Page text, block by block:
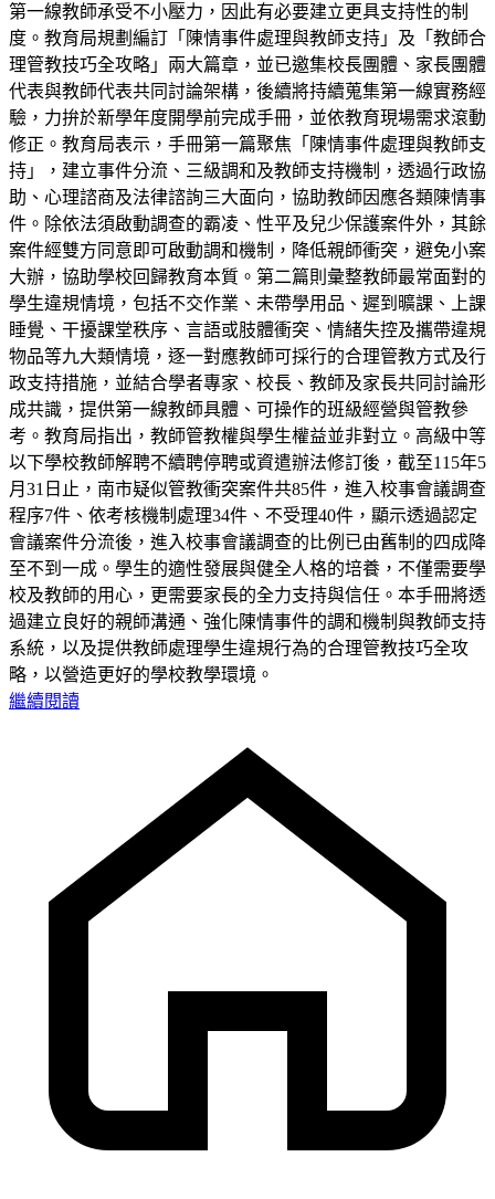
第一線教師承受不小壓力，因此有必要建立更具支持性的制
度。教育局規劃編訂「陳情事件處理與教師支持」及「教師合
理管教技巧全攻略」兩大篇章，並已邀集校長團體、家長團體
代表與教師代表共同討論架構，後續將持續蒐集第一線實務經
驗，力拚於新學年度開學前完成手冊，並依教育現場需求滾動
修正。教育局表示，手冊第一篇聚焦「陳情事件處理與教師支
持」，建立事件分流、三級調和及教師支持機制，透過行政協
助、心理諮商及法律諮詢三大面向，協助教師因應各類陳情事
件。除依法須啟動調查的霸凌、性平及兒少保護案件外，其餘
案件經雙方同意即可啟動調和機制，降低親師衝突，避免小案
大辦，協助學校回歸教育本質。第二篇則彙整教師最常面對的
學生違規情境，包括不交作業、未帶學用品、遲到曠課、上課
睡覺、干擾課堂秩序、言語或肢體衝突、情緒失控及攜帶違規
物品等九大類情境，逐一對應教師可採行的合理管教方式及行
政支持措施，並結合學者專家、校長、教師及家長共同討論形
成共識，提供第一線教師具體、可操作的班級經營與管教參
考。教育局指出，教師管教權與學生權益並非對立。高級中等
以下學校教師解聘不續聘停聘或資遣辦法修訂後，截至115年5
月31日止，南市疑似管教衝突案件共85件，進入校事會議調查
程序7件、依考核機制處理34件、不受理40件，顯示透過認定
會議案件分流後，進入校事會議調查的比例已由舊制的四成降
至不到一成。學生的適性發展與健全人格的培養，不僅需要學
校及教師的用心，更需要家長的全力支持與信任。本手冊將透
過建立良好的親師溝通、強化陳情事件的調和機制與教師支持
系統，以及提供教師處理學生違規行為的合理管教技巧全攻
略，以營造更好的學校教學環境。
繼續閱讀